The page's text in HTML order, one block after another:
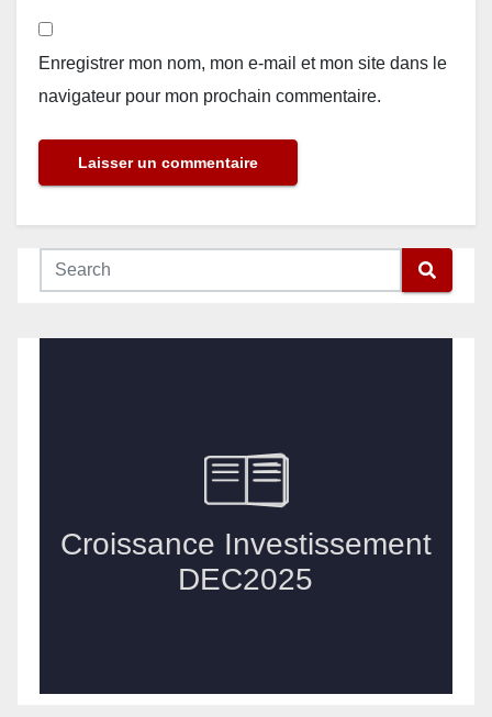
Enregistrer mon nom, mon e-mail et mon site dans le
navigateur pour mon prochain commentaire.